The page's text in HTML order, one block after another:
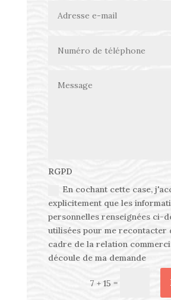
RGPD
En cochant cette case,
explicitement que les
personnelles renseignées ci-
utilisées pour me recontacter
cadre de la relation
découle de ma demande
7 + 15 =